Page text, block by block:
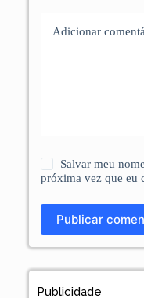
Adicionar
Salvar meu
próxima vez que eu
Publicar
Publicidade